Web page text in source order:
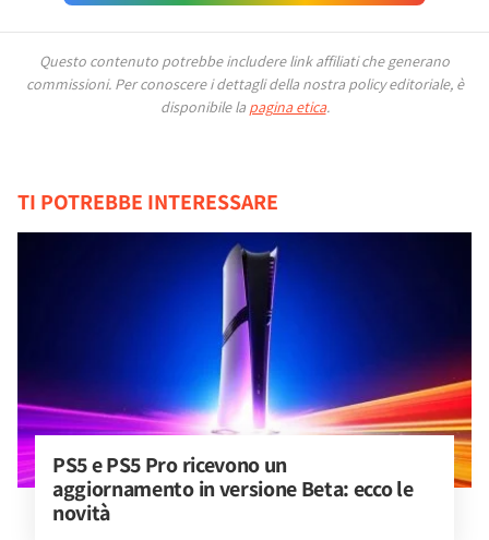
Questo contenuto potrebbe includere link affiliati che generano
commissioni. Per conoscere i dettagli della nostra policy editoriale, è
disponibile la pagina etica.
TI POTREBBE INTERESSARE
PS5 e PS5 Pro ricevono un
aggiornamento in versione Beta: ecco le
novità